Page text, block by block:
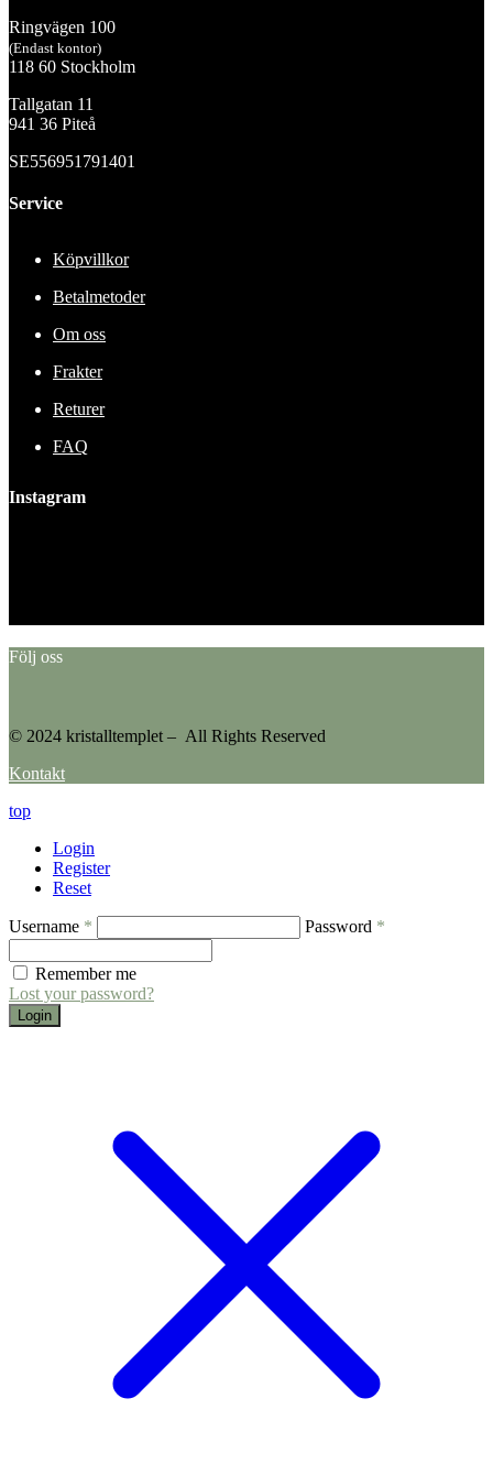
Ringvägen 100
(Endast kontor)
118 60 Stockholm
Tallgatan 11
941 36 Piteå
SE556951791401
Service
Köpvillkor
Betalmetoder
Om oss
Frakter
Returer
FAQ
Instagram
Följ oss
© 2024 kristalltemplet – All Rights Reserved
Kontakt
top
Login
Register
Reset
Username * Password *
Remember me
Lost your password?
Login